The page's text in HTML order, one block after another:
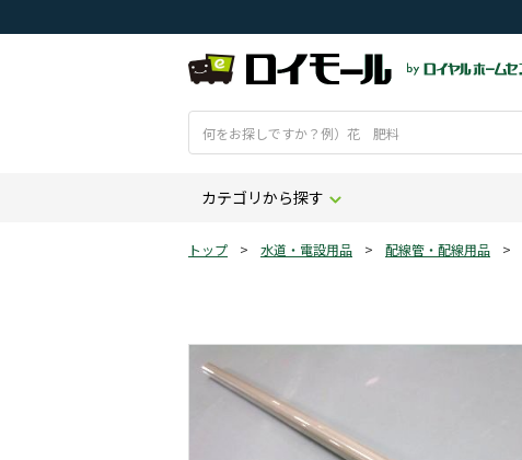
カテゴリから探す
トップ > 水道・電設用品 > 配線管・配線用品 >